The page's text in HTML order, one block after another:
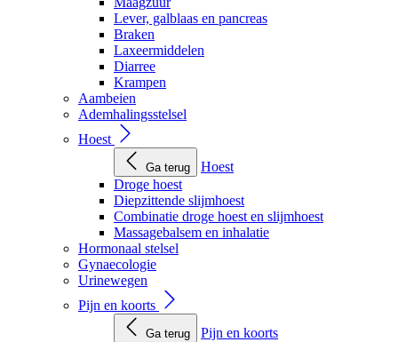
Lever, galblaas en pancreas
Braken
Laxeermiddelen
Diarree
Krampen
Aambeien
Ademhalingsstelsel
Hoest
Ga terug
Hoest
Droge hoest
Diepzittende slijmhoest
Combinatie droge hoest en slijmhoest
Massagebalsem en inhalatie
Hormonaal stelsel
Gynaecologie
Urinewegen
Pijn en koorts
Ga terug
Pijn en koorts